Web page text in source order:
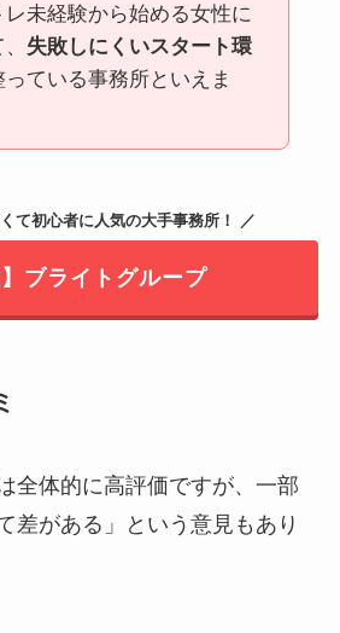
レ未経験から始める女性に
失敗しにくいスタート環
っている事務所といえま
て初心者に人気の大手事務所！ ／
】ブライトグループ
全体的に高評価ですが、一部
差がある」という意見もあり